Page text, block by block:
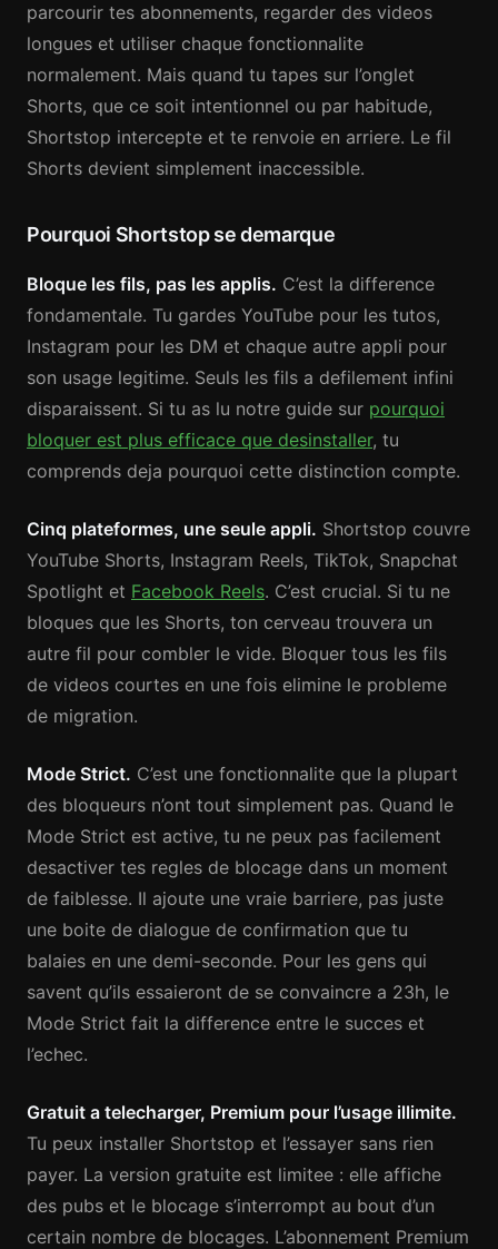
parcourir tes abonnements, regarder des videos
longues et utiliser chaque fonctionnalite
normalement. Mais quand tu tapes sur l’onglet
Shorts, que ce soit intentionnel ou par habitude,
Shortstop intercepte et te renvoie en arriere. Le fil
Shorts devient simplement inaccessible.
Pourquoi Shortstop se demarque
Bloque les fils, pas les applis. C’est la difference
fondamentale. Tu gardes YouTube pour les tutos,
Instagram pour les DM et chaque autre appli pour
son usage legitime. Seuls les fils a defilement infini
disparaissent. Si tu as lu notre guide sur pourquoi
bloquer est plus efficace que desinstaller, tu
comprends deja pourquoi cette distinction compte.
Cinq plateformes, une seule appli. Shortstop couvre
YouTube Shorts, Instagram Reels, TikTok, Snapchat
Spotlight et Facebook Reels. C’est crucial. Si tu ne
bloques que les Shorts, ton cerveau trouvera un
autre fil pour combler le vide. Bloquer tous les fils
de videos courtes en une fois elimine le probleme
de migration.
Mode Strict. C’est une fonctionnalite que la plupart
des bloqueurs n’ont tout simplement pas. Quand le
Mode Strict est active, tu ne peux pas facilement
desactiver tes regles de blocage dans un moment
de faiblesse. Il ajoute une vraie barriere, pas juste
une boite de dialogue de confirmation que tu
balaies en une demi-seconde. Pour les gens qui
savent qu’ils essaieront de se convaincre a 23h, le
Mode Strict fait la difference entre le succes et
l’echec.
Gratuit a telecharger, Premium pour l’usage illimite.
Tu peux installer Shortstop et l’essayer sans rien
payer. La version gratuite est limitee : elle affiche
des pubs et le blocage s’interrompt au bout d’un
certain nombre de blocages. L’abonnement Premium